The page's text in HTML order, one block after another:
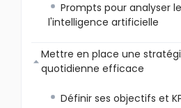
Prompts pour analyser
l'intelligence artificielle
Mettre en place une
quotidienne efficace
Définir ses objectifs et